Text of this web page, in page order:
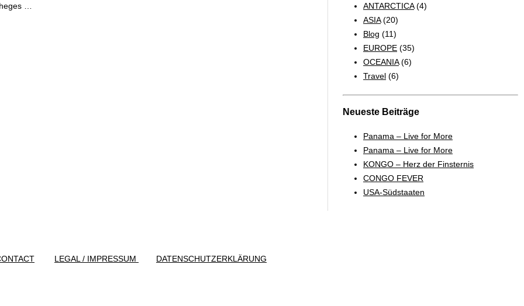
…
ANTARCTICA(4)
ASIA(20)
Blog (11)
EUROPE (35)
OCEANIA(6)
Travel (6)
Neueste Beiträge
Panama – Live for More
Panama – Live for More
KONGO – Herz der Finsternis
CONGO FEVER
USA-Südstaaten
LEGAL / IMPRESSUM DATENSCHUTZERKLÄRUNG